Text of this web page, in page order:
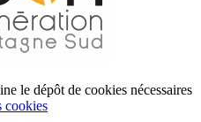
le dépôt de cookies nécessaires
cookies